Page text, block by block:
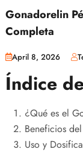
Gonadorelin
Completa
April 8, 2026
Índice
¿Qué es el
Beneficios
Uso y